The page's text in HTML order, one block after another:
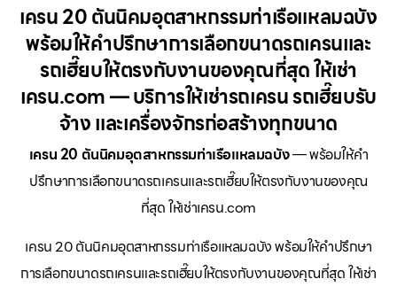
เครน 20 ตันนิคมอุตสาหกรรมท่าเรือแหลมฉบัง
พร้อมให้คำปรึกษาการเลือกขนาดรถเครนและ
รถเฮี๊ยบให้ตรงกับงานของคุณที่สุด ให้เช่า
เครน.com — บริการให้เช่ารถเครน รถเฮี๊ยบรับ
จ้าง และเครื่องจักรก่อสร้างทุกขนาด
เครน 20 ตันนิคมอุตสาหกรรมท่าเรือแหลมฉบัง— พร้อมให้คำ
ปรึกษาการเลือกขนาดรถเครนและรถเฮี๊ยบให้ตรงกับงานของคุณ
ที่สุด ให้เช่าเครน.com
เครน 20 ตันนิคมอุตสาหกรรมท่าเรือแหลมฉบัง พร้อมให้คำปรึกษา
การเลือกขนาดรถเครนและรถเฮี๊ยบให้ตรงกับงานของคุณที่สุด ให้เช่า